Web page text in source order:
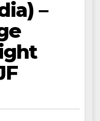
–